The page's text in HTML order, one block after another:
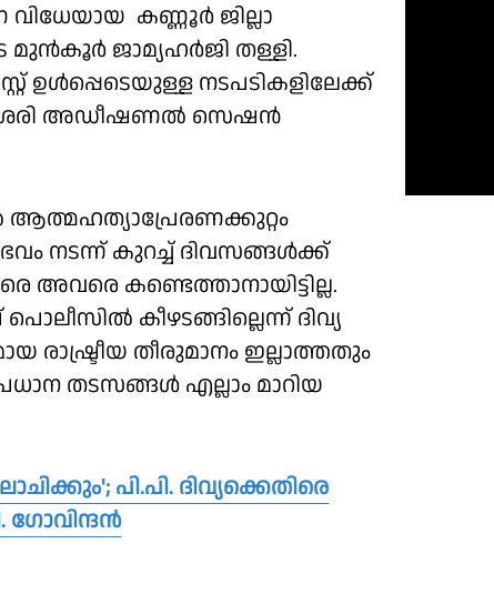
കണ്ണൂർ ജില്ലാ
മുൻ‌കൂർ ജാമ്യഹർജി തള്ളി.
ഉൾപ്പെടെയുള്ള നടപടികളിലേക്ക്
അഡീഷണൽ സെഷൻ
നടന്ന് കുറച്ച് ദിവസങ്ങൾക്ക്
അവരെ കണ്ടെത്താനായിട്ടില്ല.
കീഴടങ്ങില്ലെന്ന് ദിവ്യ
തീരുമാനം ഇല്ലാത്തതും
തടസങ്ങൾ എല്ലാം മാറിയ
പി.പി. ദിവ്യക്കെതിരെ
ഗോവിന്ദൻ